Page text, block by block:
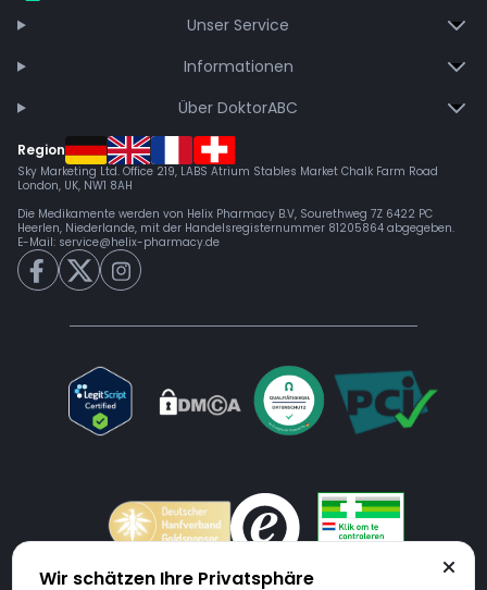
Unser Service
Informationen
Über DoktorABC
Region
Sky Marketing Ltd. Office 219, LABS Atrium Stables Market Chalk Farm Road
London, UK, NW1 8AH
Die Medikamente werden von Helix Pharmacy B.V, Sourethweg 7Z 6422 PC
Heerlen, Niederlande, mit der Handelsregisternummer 81205864 abgegeben.
E-Mail: service@helix-pharmacy.de
Wir schätzen Ihre Privatsphäre